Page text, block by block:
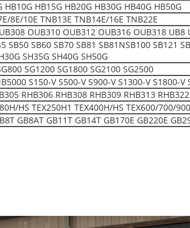
HB10G HB15G HB20G HB30G HB40G HB50G
8E/10E TNB13E TNB14E/16E TNB22E
OUB310 OUB312 OUB316 OUB318 UB8
SB50 SB60 SB70 SB81 SB81NSB100 SB121
SH35G SH40G SH50G
SG1200 SG1800 SG2100 SG2500
S150-V S500-V S900-V S1300-V S1800-
RHB306 RHB308 RHB309 RHB313
HS TEX250H1 TEX400H/HS TEX600/700/
GB8AT GB11T GB14T GB170E GB220E